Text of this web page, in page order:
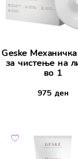
Geske
за чистење на
во 1
975 ден